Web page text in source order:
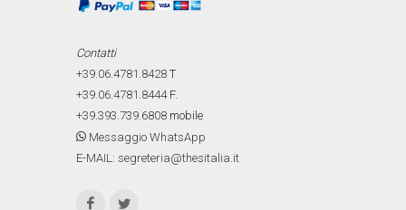
Contatti
+39.06.4781.8428 T
+39.06.4781.8444F.
+39.393.739.6808 mobile
Messaggio WhatsApp
E-MAIL: segreteria@thesitalia.it